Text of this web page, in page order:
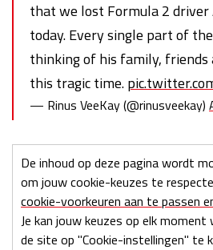
that we lost Formula 2
today. Every single part of
thinking of his family, friends
this tragic time.
— Rinus VeeKay (@rinusveekay)
De inhoud op deze pagina wordt
om jouw cookie-keuzes te
cookie-voorkeuren aan te passen
Je kan jouw keuzes op elk
de site op "Cookie-instellingen" te